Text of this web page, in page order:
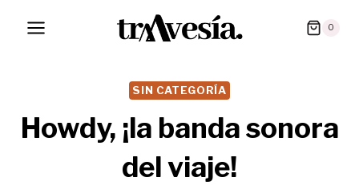
0
SIN CATEGORÍA
Howdy, ¡la banda sonora
del viaje!